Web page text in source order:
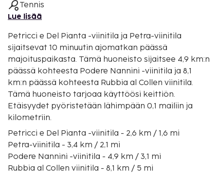
Tennis
Lue lisää
Petricci e Del Pianta -viinitila ja Petra-viinitila
sijaitsevat 10 minuutin ajomatkan päässä
majoituspaikasta. Tämä huoneisto sijaitsee 4,9 km:n
päässä kohteesta Podere Nannini -viinitila ja 8,1
km:n päässä kohteesta Rubbia al Collen viinitila.
Tämä huoneisto tarjoaa käyttöösi keittiön.
Etäisyydet pyöristetään lähimpään 0,1 mailiin ja
kilometriin.
Petricci e Del Pianta -viinitila - 2,6 km / 1,6 mi
Petra-viinitila - 3,4 km / 2,1 mi
Podere Nannini -viinitila - 4,9 km / 3,1 mi
Rubbia al Collen viinitila - 8,1 km / 5 mi